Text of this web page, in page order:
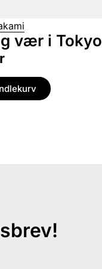
vær i Tokyo